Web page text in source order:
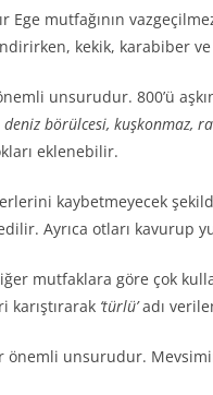
Ege mutfağının
kekik, karabiber
unsurudur. 800’ü
börülcesi, kuşkonmaz,
eklenebilir.
kaybetmeyecek
Ayrıca otları
mutfaklara göre çok
karıştırarak ‘türlü’adı
önemli unsurudur.